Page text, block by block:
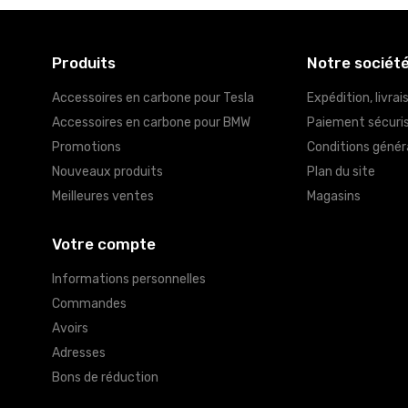
Produits
Accessoires en carbone pour Tesla
Accessoires en carbone pour BMW
Promotions
Nouveaux produits
Meilleures ventes
Notre
Expédition,
Paiement
Conditions
Plan du site
Magasins
Votre compte
Informations personnelles
Commandes
Avoirs
Adresses
Bons de réduction